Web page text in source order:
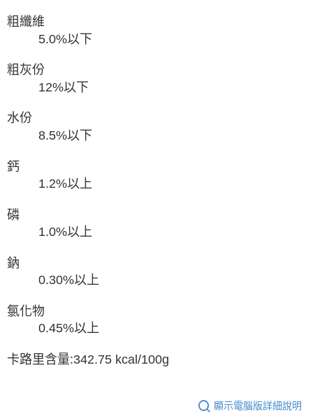
粗纖維
5.0%以下
粗灰份
12%以下
水份
8.5%以下
鈣
1.2%以上
磷
1.0%以上
鈉
0.30%以上
氯化物
0.45%以上
卡路里含量:342.75 kcal/100g
顯示電腦版詳細說明